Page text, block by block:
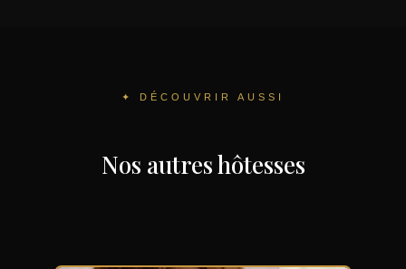
✦ DÉCOUVRIR AUSSI
Nos autres hôtesses